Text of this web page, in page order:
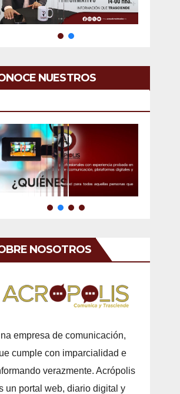
NUESTROS
NOSOTROS
empresa de comunicación,
cumple con imparcialidad e
verazmente. Acrópolis
un portal web, diario digital y